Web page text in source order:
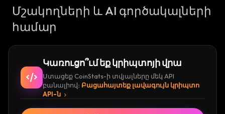
Մշակողների և AI գործակալների
համար
Կառուցո՞ւմ եք կրիպտոյի վրա
Ստացեք CoinStats-ի տվյալները մեկ API
բանալիով։ Բացահայտեք լավագույն կրիպտո
API-ն